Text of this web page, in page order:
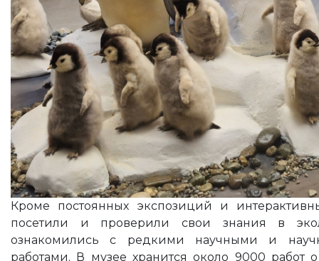
Кроме постоянных экспозиций и
посетили и проверили свои знания в
ознакомились с редкими научными и
работами. В музее хранится около 9000 работ